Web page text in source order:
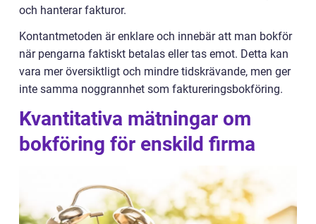
och hanterar fakturor.
Kontantmetoden är enklare och innebär att man bokför
när pengarna faktiskt betalas eller tas emot. Detta kan
vara mer översiktligt och mindre tidskrävande, men ger
inte samma noggrannhet som faktureringsbokföring.
Kvantitativa mätningar om
bokföring för enskild firma